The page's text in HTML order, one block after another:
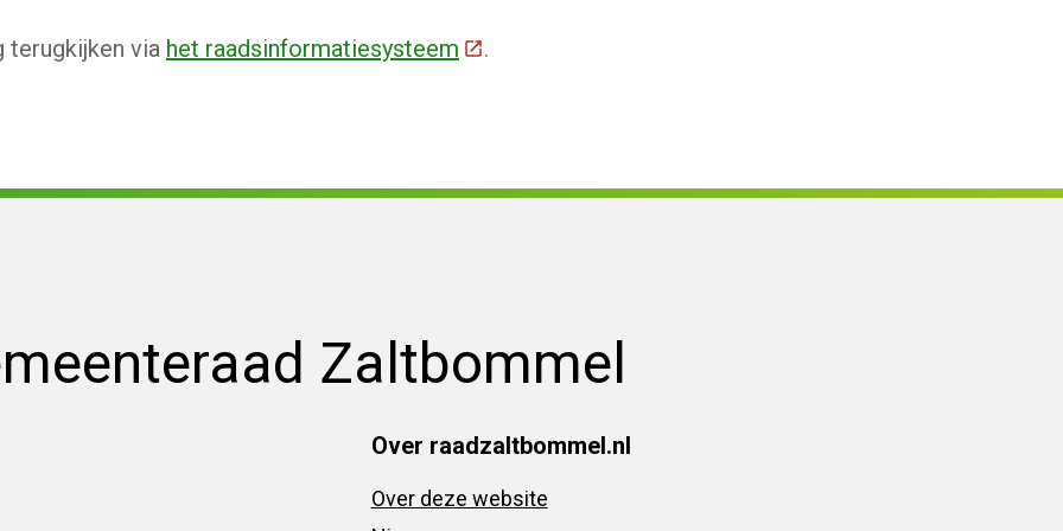
terugkijken via het raadsinformatiesysteem (Deze link gaat naar een externe website)
.
Zaltbommel
Over raadzaltbommel.nl
Over deze website